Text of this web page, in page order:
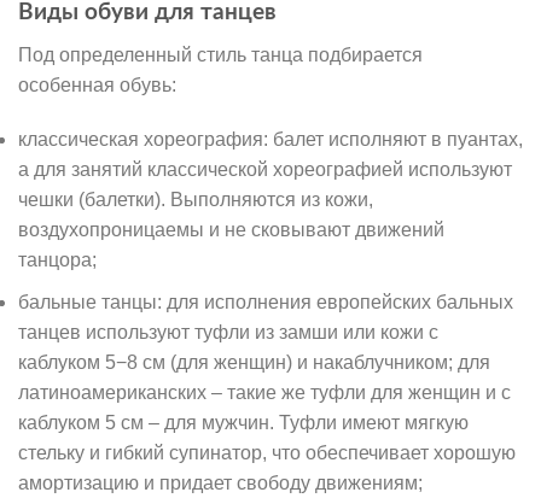
Виды обуви для танцев
Под определенный стиль танца подбирается
особенная обувь:
классическая хореография: балет исполняют в пуантах,
а для занятий классической хореографией используют
чешки (балетки). Выполняются из кожи,
воздухопроницаемы и не сковывают движений
танцора;
бальные танцы: для исполнения европейских бальных
танцев используют туфли из замши или кожи с
каблуком 5−8 см (для женщин) и накаблучником; для
латиноамериканских – такие же туфли для женщин и с
каблуком 5 см – для мужчин. Туфли имеют мягкую
стельку и гибкий супинатор, что обеспечивает хорошую
амортизацию и придает свободу движениям;